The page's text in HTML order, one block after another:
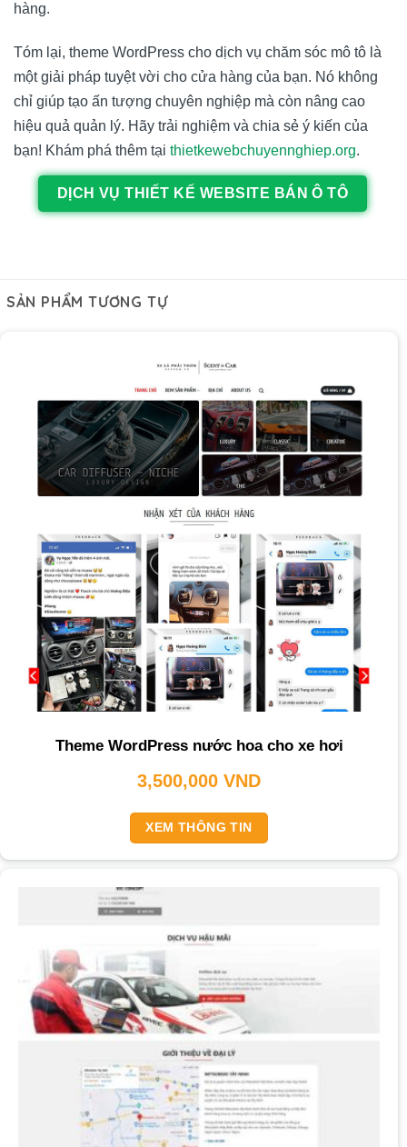
hàng.
Tóm lại, theme WordPress cho dịch vụ chăm sóc mô tô là
một giải pháp tuyệt vời cho cửa hàng của bạn. Nó không
chỉ giúp tạo ấn tượng chuyên nghiệp mà còn nâng cao
hiệu quả quản lý. Hãy trải nghiệm và chia sẻ ý kiến của
bạn! Khám phá thêm tại thietkewebchuyennghiep.org.
DỊCH VỤ THIẾT KẾ WEBSITE BÁN Ô TÔ
SẢN PHẨM TƯƠNG TỰ
Theme WordPress nước hoa cho xe hơi
3,500,000 VND
XEM THÔNG TIN